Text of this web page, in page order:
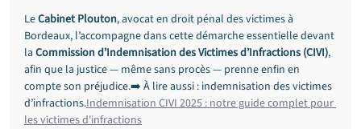
Le Cabinet Plouton, avocat en droit pénal des victimes à
Bordeaux, l’accompagne dans cette démarche essentielle devant
la Commission d’Indemnisation des Victimes d’Infractions (CIVI),
afin que la justice — même sans procès — prenne enfin en
compte son préjudice.➡️ À lire aussi : indemnisation des victimes
d’infractions.Indemnisation CIVI 2025 : notre guide complet pour
les victimes d'infractions